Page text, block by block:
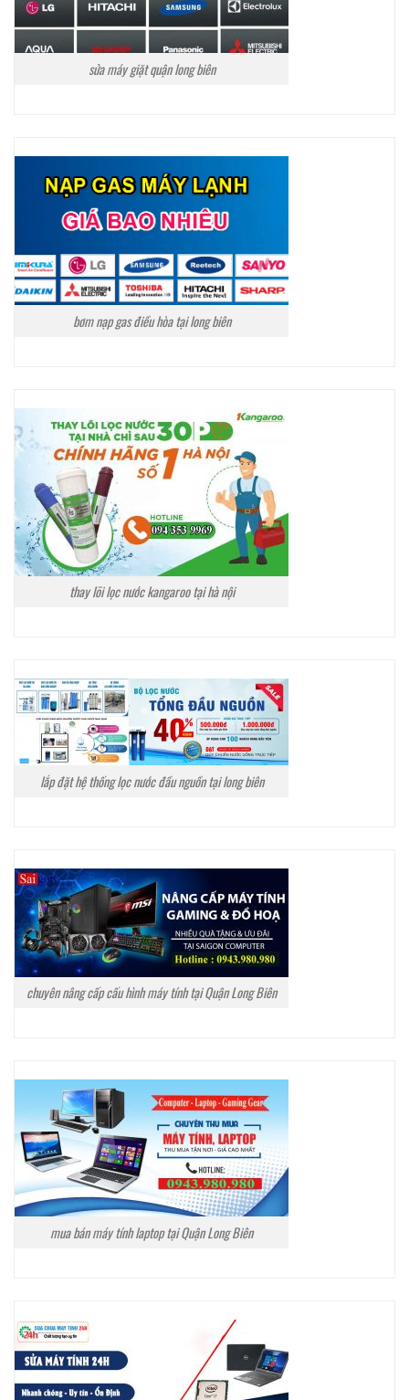
sửa máy giặt quận long biên
bơm nạp gas điều hòa tại long biên
thay lõi lọc nước kangaroo tại hà nội
lắp đặt hệ thống lọc nước đầu nguồn tại long biên
chuyên nâng cấp cấu hình máy tính tại Quận Long Biên
mua bán máy tính laptop tại Quận Long Biên